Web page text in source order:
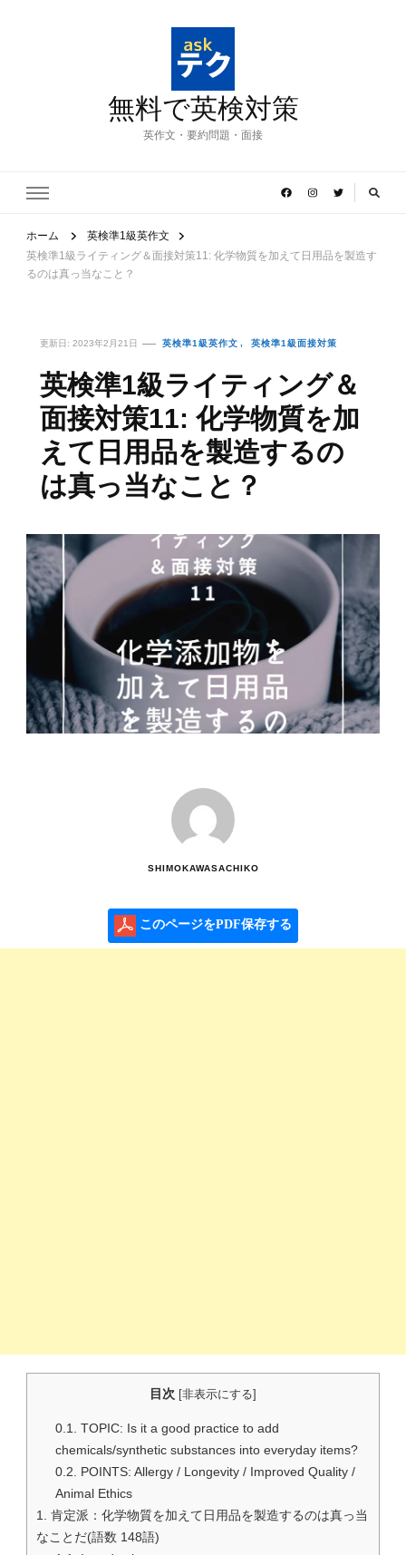
無料で英検対策
英作文・要約問題・面接
ホーム
英検準1級英作文
英検準1級ライティング＆面接対策11: 化学物質を加えて日用品を製造す
るのは真っ当なこと？
更新日: 2023年2月21日 英検準1級英作文 英検準1級面接対策
英検準1級ライティング＆
面接対策11: 化学物質を加
えて日用品を製造するの
は真っ当なこと？
SHIMOKAWASACHIKO
このページをPDF保存する
目次 [非表示にする]
0.1.
TOPIC: Is it a good practice to add
chemicals/synthetic substances into everyday items?
0.2.
POINTS: Allergy / Longevity / Improved Quality /
Animal Ethics
1.
肯定派：化学物質を加えて日用品を製造するのは真っ当
なことだ(語数 148語)